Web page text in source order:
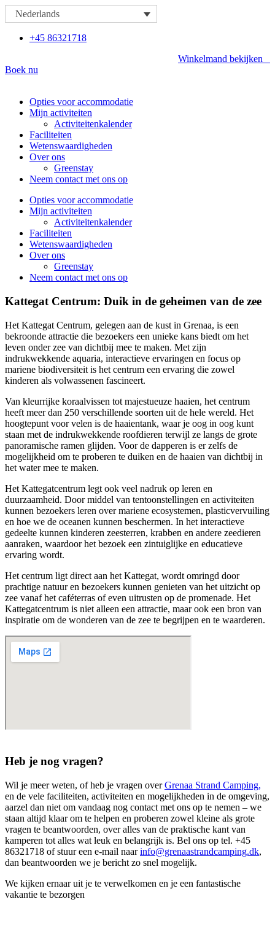
Ga
naar
inhoud
Nederlands
+45 86321718
Winkelmand bekijken
Boek nu
Opties voor accommodatie
Mijn activiteiten
Activiteitenkalender
Faciliteiten
Wetenswaardigheden
Over ons
Greenstay
Neem contact met ons op
Opties voor accommodatie
Mijn activiteiten
Activiteitenkalender
Faciliteiten
Wetenswaardigheden
Over ons
Greenstay
Neem contact met ons op
Kattegat Centrum: Duik in de geheimen van de zee
Het Kattegat Centrum, gelegen aan de kust in Grenaa, is een
bekroonde attractie die bezoekers een unieke kans biedt om het
leven onder zee van dichtbij mee te maken. Met zijn
indrukwekkende aquaria, interactieve ervaringen en focus op
mariene biodiversiteit is het centrum een ervaring die zowel
kinderen als volwassenen fascineert.
Van kleurrijke koraalvissen tot majestueuze haaien, het centrum
heeft meer dan 250 verschillende soorten uit de hele wereld. Het
hoogtepunt voor velen is de haaientank, waar je oog in oog kunt
staan met de indrukwekkende roofdieren terwijl ze langs de grote
panoramische ramen glijden. Voor de dapperen is er zelfs de
mogelijkheid om te proberen te duiken en de haaien van dichtbij in
het water mee te maken.
Het Kattegatcentrum legt ook veel nadruk op leren en
duurzaamheid. Door middel van tentoonstellingen en activiteiten
kunnen bezoekers leren over mariene ecosystemen, plasticvervuiling
en hoe we de oceanen kunnen beschermen. In het interactieve
gedeelte kunnen kinderen zeesterren, krabben en andere zeedieren
aanraken, waardoor het bezoek een zintuiglijke en educatieve
ervaring wordt.
Het centrum ligt direct aan het Kattegat, wordt omringd door
prachtige natuur en bezoekers kunnen genieten van het uitzicht op
zee vanaf het caféterras of even uitrusten op de promenade. Het
Kattegatcentrum is niet alleen een attractie, maar ook een bron van
inspiratie om de wonderen van de zee te begrijpen en te waarderen.
Heb je nog vragen?
Wil je meer weten, of heb je vragen overGrenaa Strand Camping,
en de vele faciliteiten, activiteiten en mogelijkheden in de omgeving,
aarzel dan niet om vandaag nog contact met ons op te nemen – we
staan altijd klaar om te helpen en proberen zowel kleine als grote
vragen te beantwoorden, over alles van de praktische kant van
kamperen tot alles wat leuk en belangrijk is. Bel ons op tel. +45
86321718 of stuur een e-mail naarinfo@grenaastrandcamping.dk,
dan beantwoorden we je bericht zo snel mogelijk.
We kijken ernaar uit je te verwelkomen en je een fantastische
vakantie te bezorgen